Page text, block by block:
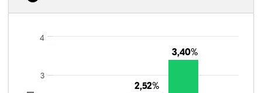
2,52%
2,52%
3,40%
3,40%
3
4